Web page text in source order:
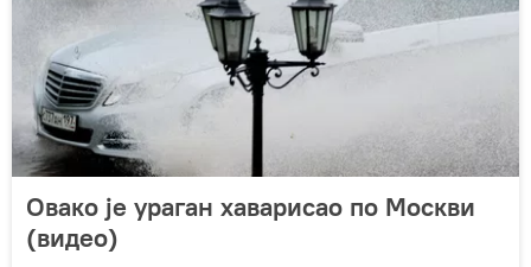
Овако је ураган хаварисао по Москви
(видео)